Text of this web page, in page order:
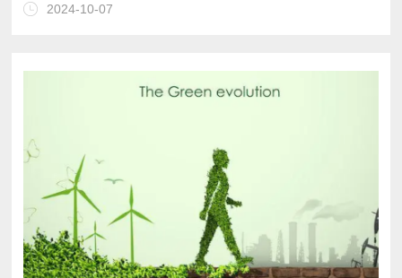
用，以金融之力，为“双碳”事业提供更加高效、稳定、活跃的大市场。
2024-10-07